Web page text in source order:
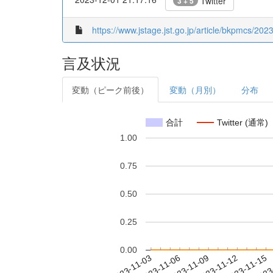
https://www.jstage.jst.go.jp/article/bkpmcs/
言及状況
変動（ピーク前後） 変動（月別） 分布
合計 Twitter (通常)
0.00
0.25
0.50
0.75
1.00